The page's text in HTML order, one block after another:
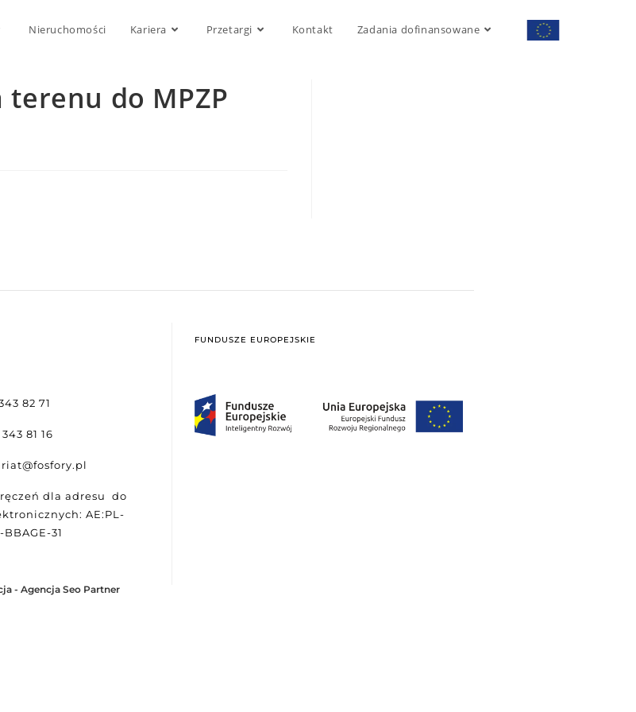
Nieruchomości Kariera Przetargi Kontakt Zadania dofinansowane
terenu do MPZP
82 71
81 16
dla adresu do
AE:PL-
31
FUNDUSZE EUROPEJSKIE
- Agencja Seo Partner